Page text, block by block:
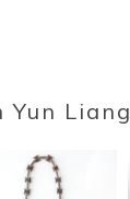
Yun Liang